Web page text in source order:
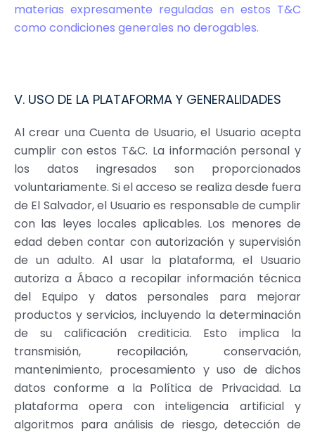
materias expresamente reguladas en estos T&C
como condiciones generales no derogables.
V. USO DE LA PLATAFORMA Y GENERALIDADES
Al crear una Cuenta de Usuario, el Usuario acepta
cumplir con estos T&C. La información personal y
los datos ingresados son proporcionados
voluntariamente. Si el acceso se realiza desde fuera
de El Salvador, el Usuario es responsable de cumplir
con las leyes locales aplicables. Los menores de
edad deben contar con autorización y supervisión
de un adulto. Al usar la plataforma, el Usuario
autoriza a Ábaco a recopilar información técnica
del Equipo y datos personales para mejorar
productos y servicios, incluyendo la determinación
de su calificación crediticia. Esto implica la
transmisión, recopilación, conservación,
mantenimiento, procesamiento y uso de dichos
datos conforme a la Política de Privacidad. La
plataforma opera con inteligencia artificial y
algoritmos para análisis de riesgo, detección de